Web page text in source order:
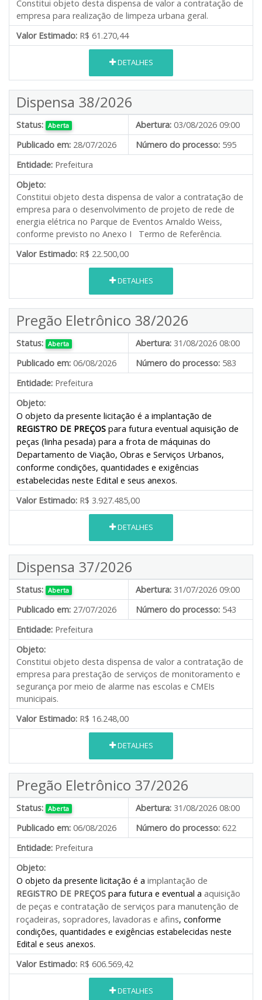
Constitui objeto desta dispensa de valor a contratação de
empresa para realização de limpeza urbana geral.
Valor Estimado: R$ 61.270,44
DETALHES
Dispensa 38/2026
Status: Aberta Abertura: 03/08/2026 09:00
Publicado em: 28/07/2026 Número do processo: 595
Entidade: Prefeitura
Objeto:
Constitui objeto desta dispensa de valor a contratação de
empresa para o desenvolvimento de projeto de rede de
energia elétrica no Parque de Eventos Arnaldo Weiss,
conforme previsto no Anexo I Termo de Referência.
Valor Estimado: R$ 22.500,00
DETALHES
Pregão Eletrônico 38/2026
Status: Aberta Abertura: 31/08/2026 08:00
Publicado em: 06/08/2026 Número do processo: 583
Entidade: Prefeitura
Objeto:
O objeto da presente licitação é a implantação de
REGISTRO DE PREÇOS para futura eventual aquisição de
peças (linha pesada) para a frota de máquinas do
Departamento de Viação, Obras e Serviços Urbanos,
conforme condições, quantidades e exigências
estabelecidas neste Edital e seus anexos.
Valor Estimado: R$ 3.927.485,00
DETALHES
Dispensa 37/2026
Status: Aberta Abertura: 31/07/2026 09:00
Publicado em: 27/07/2026 Número do processo: 543
Entidade: Prefeitura
Objeto:
Constitui objeto desta dispensa de valor a contratação de
empresa para prestação de serviços de monitoramento e
segurança por meio de alarme nas escolas e CMEIs
municipais.
Valor Estimado: R$ 16.248,00
DETALHES
Pregão Eletrônico 37/2026
Status: Aberta Abertura: 31/08/2026 08:00
Publicado em: 06/08/2026 Número do processo: 622
Entidade: Prefeitura
Objeto:
O objeto da presente licitação é a implantação de
REGISTRO DE PREÇOS para futura e eventual a aquisição
de peças e contratação de serviços para manutenção de
roçadeiras, sopradores, lavadoras e afins, conforme
condições, quantidades e exigências estabelecidas neste
Edital e seus anexos.
Valor Estimado: R$ 606.569,42
DETALHES